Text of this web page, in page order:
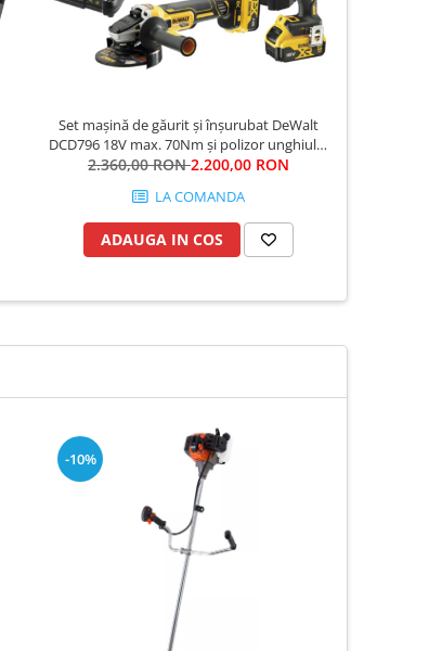
Set mașină de găurit și înșurubat DeWalt
DCD796 18V max. 70Nm și polizor unghiular
DeWalt DCG405N 18V 125mm
2.360,00 RON2.200,00 RON
LA COMANDA
ADAUGA IN COS
-10%